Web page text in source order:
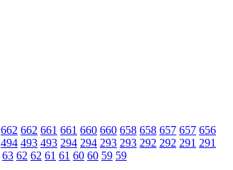
662 662 661 661 660 660 658 658 657 657 656
494 493 493 294 294 293 293 292 292 291 291
63 62 62 61 61 60 60 59 59